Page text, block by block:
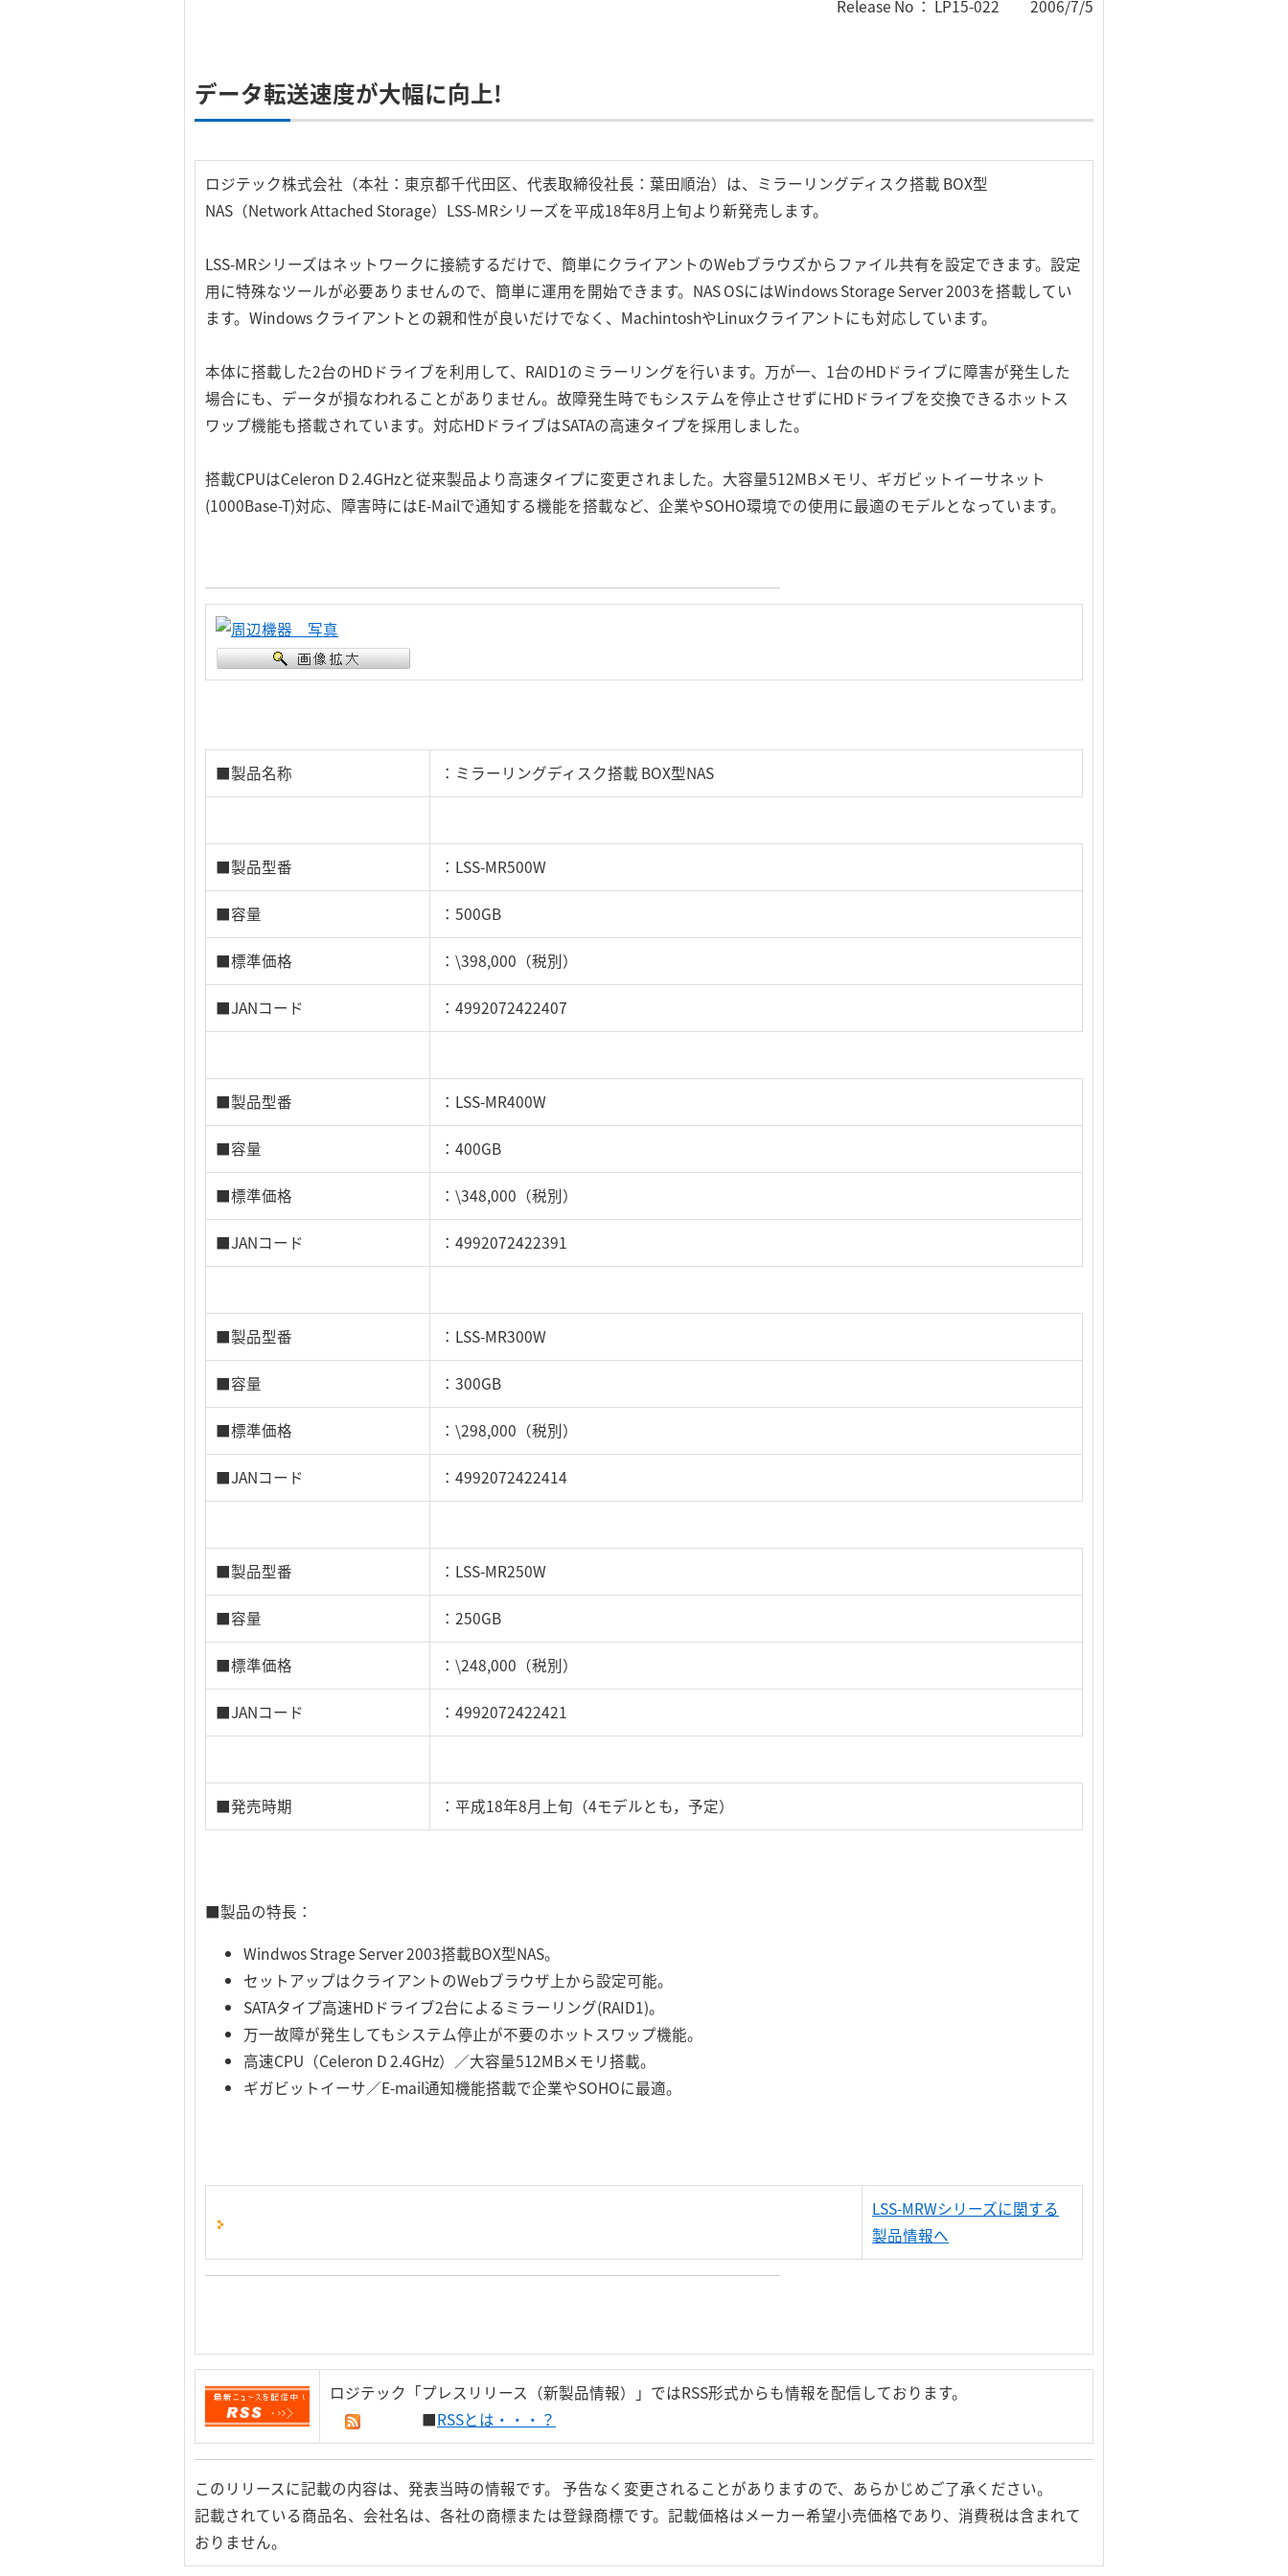
Release No ： LP15-022 2006/7/5
データ転送速度が大幅に向上!
ロジテック株式会社（本社：東京都千代田区、代表取締役社長：葉田順治）は、ミラーリングディスク搭載 BOX型
NAS（Network Attached Storage）LSS-MRシリーズを平成18年8月上旬より新発売します。
LSS-MRシリーズはネットワークに接続するだけで、簡単にクライアントのWebブラウズからファイル共有を設定できます。設定
用に特殊なツールが必要ありませんので、簡単に運用を開始できます。NAS OSにはWindows Storage Server 2003を搭載してい
ます。Windows クライアントとの親和性が良いだけでなく、MachintoshやLinuxクライアントにも対応しています。
本体に搭載した2台のHDドライブを利用して、RAID1のミラーリングを行います。万が一、1台のHDドライブに障害が発生した
場合にも、データが損なわれることがありません。故障発生時でもシステムを停止させずにHDドライブを交換できるホットス
ワップ機能も搭載されています。対応HDドライブはSATAの高速タイプを採用しました。
搭載CPUはCeleron D 2.4GHzと従来製品より高速タイプに変更されました。大容量512MBメモリ、ギガビットイーサネット
(1000Base-T)対応、障害時にはE-Mailで通知する機能を搭載など、企業やSOHO環境での使用に最適のモデルとなっています。
■製品名称 ：ミラーリングディスク搭載 BOX型NAS
■製品型番 ：LSS-MR500W
■容量 ：500GB
■標準価格 ：\398,000（税別）
■JANコード ：4992072422407
■製品型番 ：LSS-MR400W
■容量 ：400GB
■標準価格 ：\348,000（税別）
■JANコード ：4992072422391
■製品型番 ：LSS-MR300W
■容量 ：300GB
■標準価格 ：\298,000（税別）
■JANコード ：4992072422414
■製品型番 ：LSS-MR250W
■容量 ：250GB
■標準価格 ：\248,000（税別）
■JANコード ：4992072422421
■発売時期 ：平成18年8月上旬（4モデルとも，予定）
■製品の特長：
Windwos Strage Server 2003搭載BOX型NAS。
セットアップはクライアントのWebブラウザ上から設定可能。
SATAタイプ高速HDドライブ2台によるミラーリング(RAID1)。
万一故障が発生してもシステム停止が不要のホットスワップ機能。
高速CPU（Celeron D 2.4GHz）／大容量512MBメモリ搭載。
ギガビットイーサ／E-mail通知機能搭載で企業やSOHOに最適。
LSS-MRWシリーズに関する
製品情報へ
ロジテック「プレスリリース（新製品情報）」ではRSS形式からも情報を配信しております。
■RSSとは・・・？
このリリースに記載の内容は、発表当時の情報です。 予告なく変更されることがありますので、あらかじめご了承ください。
記載されている商品名、会社名は、各社の商標または登録商標です。記載価格はメーカー希望小売価格であり、消費税は含まれて
おりません。